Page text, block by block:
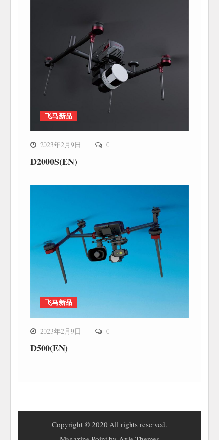
飞马新品
2023年2月9日 0
D2000S(EN)
飞马新品
2023年2月9日 0
D500(EN)
Copyright © 2020 All rights reserved.